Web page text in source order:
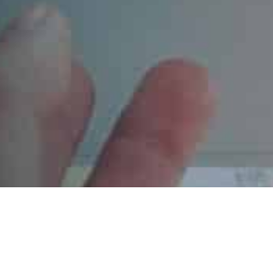
política de privacidad